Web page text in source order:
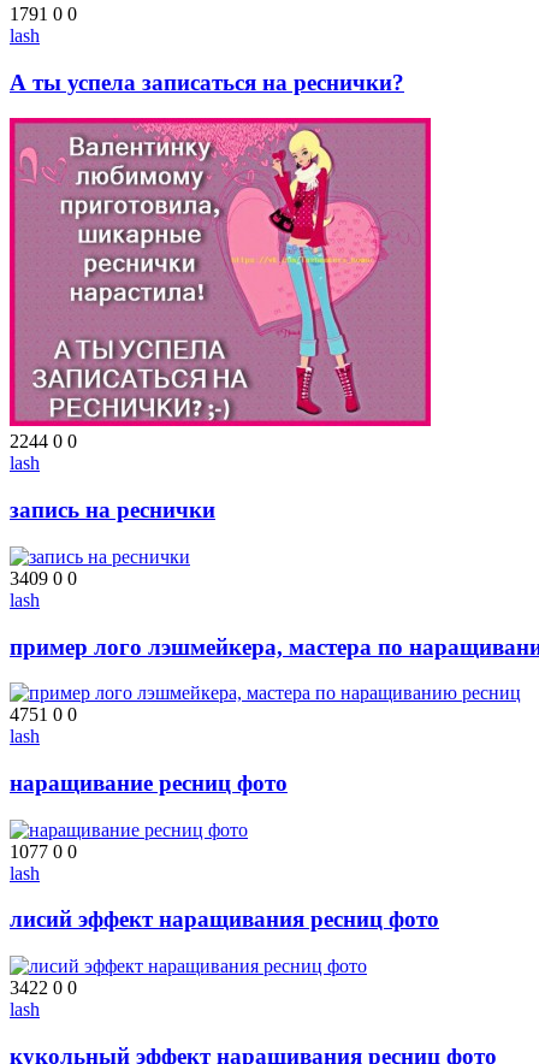
1791 0 0
lash
А ты успела записаться на реснички?
2244 0 0
lash
запись на реснички
3409 0 0
lash
пример лого лэшмейкера, мастера по
4751 0 0
lash
наращивание ресниц фото
1077 0 0
lash
лисий эффект наращивания ресниц фото
3422 0 0
lash
кукольный эффект наращивания ресниц фото